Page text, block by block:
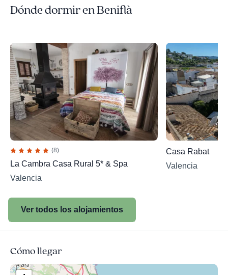
Dónde dormir en Beniflà
(8)
La Cambra Casa Rural 5* & Spa
Valencia
Casa Rabat
Valencia
Ver todos los alojamientos
Cómo llegar